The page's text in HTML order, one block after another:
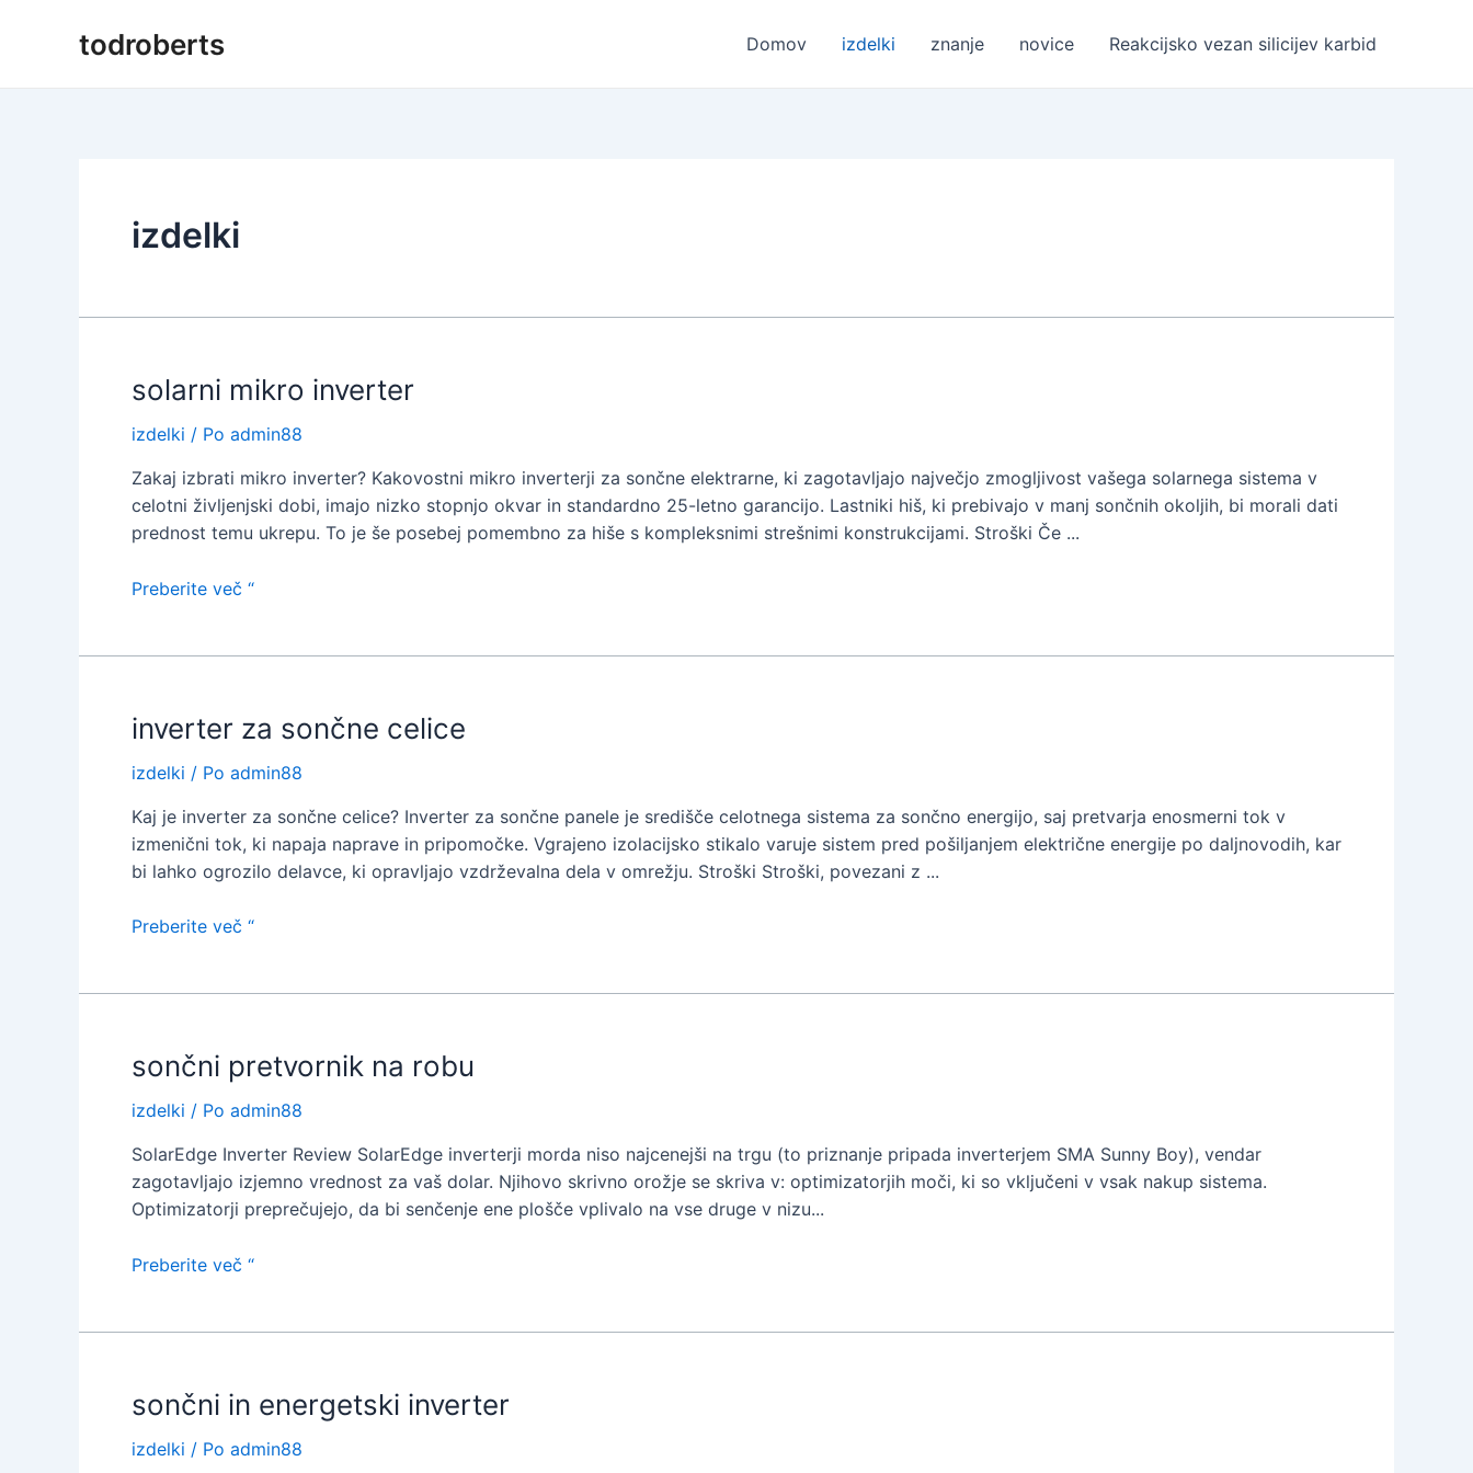
todroberts Domov izdelki znanje novice Reakcijsko vezan silicijev karbid
izdelki
solarni mikro inverter
izdelki / Po admin88
Zakaj izbrati mikro inverter? Kakovostni mikro inverterji za sončne elektrarne, ki zagotavljajo največjo zmogljivost vašega solarnega sistema v
celotni življenjski dobi, imajo nizko stopnjo okvar in standardno 25-letno garancijo. Lastniki hiš, ki prebivajo v manj sončnih okoljih, bi morali dati
prednost temu ukrepu. To je še posebej pomembno za hiše s kompleksnimi strešnimi konstrukcijami. Stroški Če ...
solarni
Preberite več “
inverter za sončne celice
izdelki / Po admin88
Kaj je inverter za sončne celice? Inverter za sončne panele je središče celotnega sistema za sončno energijo, saj pretvarja enosmerni tok v
izmenični tok, ki napaja naprave in pripomočke. Vgrajeno izolacijsko stikalo varuje sistem pred pošiljanjem električne energije po daljnovodih, kar
bi lahko ogrozilo delavce, ki opravljajo vzdrževalna dela v omrežju. Stroški Stroški, povezani z ...
inverter
Preberite več “
sončni pretvornik na robu
izdelki / Po admin88
SolarEdge Inverter Review SolarEdge inverterji morda niso najcenejši na trgu (to priznanje pripada inverterjem SMA Sunny Boy), vendar
zagotavljajo izjemno vrednost za vaš dolar. Njihovo skrivno orožje se skriva v: optimizatorjih moči, ki so vključeni v vsak nakup sistema.
Optimizatorji preprečujejo, da bi senčenje ene plošče vplivalo na vse druge v nizu...
sončni
Preberite več “
sončni in energetski inverter
izdelki / Po admin88